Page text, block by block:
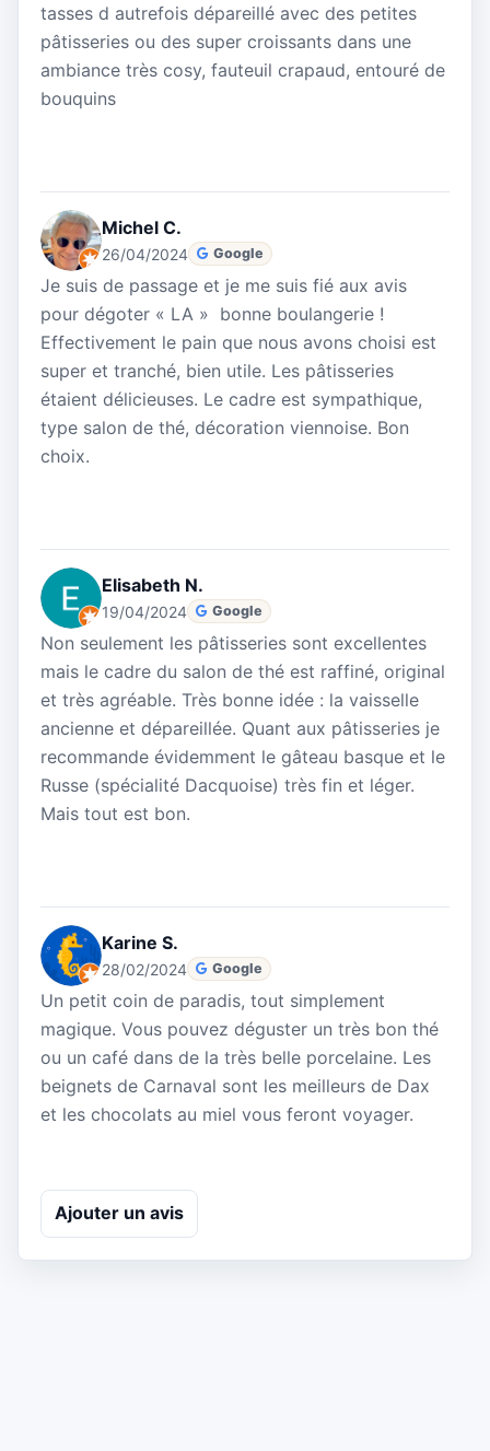
tasses d autrefois dépareillé avec des petites
pâtisseries ou des super croissants dans une
ambiance très cosy, fauteuil crapaud, entouré de
bouquins
Michel C.
26/04/2024 Google
Je suis de passage et je me suis fié aux avis
pour dégoter « LA » bonne boulangerie !
Effectivement le pain que nous avons choisi est
super et tranché, bien utile. Les pâtisseries
étaient délicieuses. Le cadre est sympathique,
type salon de thé, décoration viennoise. Bon
choix.
Elisabeth N.
19/04/2024 Google
Non seulement les pâtisseries sont excellentes
mais le cadre du salon de thé est raffiné, original
et très agréable. Très bonne idée : la vaisselle
ancienne et dépareillée. Quant aux pâtisseries je
recommande évidemment le gâteau basque et le
Russe (spécialité Dacquoise) très fin et léger.
Mais tout est bon.
Karine S.
28/02/2024 Google
Un petit coin de paradis, tout simplement
magique. Vous pouvez déguster un très bon thé
ou un café dans de la très belle porcelaine. Les
beignets de Carnaval sont les meilleurs de Dax
et les chocolats au miel vous feront voyager.
Ajouter un avis